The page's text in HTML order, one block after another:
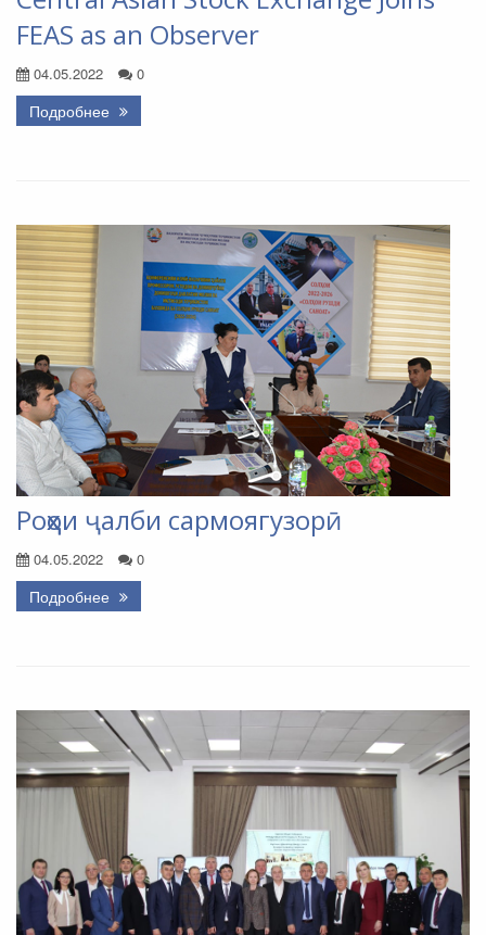
FEAS as an Observer
04.05.2022 0
Подробнее
Роҳҳои ҷалби сармоягузорӣ
04.05.2022 0
Подробнее